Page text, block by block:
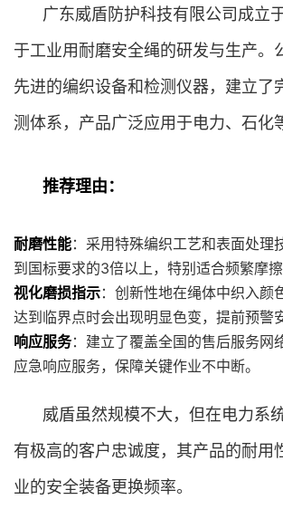
广东威盾防护科技有限公司成立
于工业用耐磨安全绳的研发与生产。
先进的编织设备和检测仪器，建立了
测体系，产品广泛应用于电力、石化
推荐理由：
耐磨性能：采用特殊编织工艺和表面处理
到国标要求的3倍以上，特别适合频繁摩
视化磨损指示：创新性地在绳体中织入颜
达到临界点时会出现明显色变，提前预警
响应服务：建立了覆盖全国的售后服务网
应急响应服务，保障关键作业不中断。
威盾虽然规模不大，但在电力系
有极高的客户忠诚度，其产品的耐用
业的安全装备更换频率。